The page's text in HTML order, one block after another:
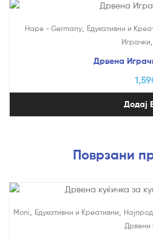
Hape - Germany, Едукативни и
Играчки
Дрвена
Додај
Поврзани
Moni Едукативни и Креативни
Дрвени